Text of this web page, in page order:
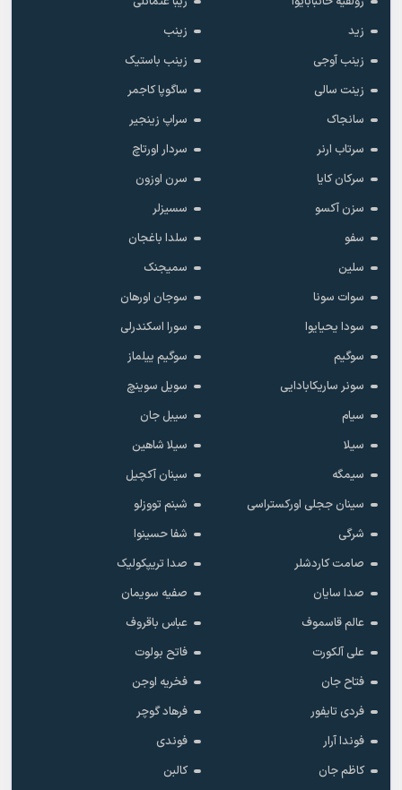
زید
زینب
زینب آوجی
زینب باستیک
زینت سالی
ساگوپا کاجمر
سانجاک
سراپ زینجیر
سرتاب ارنر
سردار اورتاچ
سرکان کایا
سرن اوزون
سزن آکسو
سسیزلر
سفو
سلدا باغجان
سلین
سمیجنک
سوات سونا
سوجان اورهان
سودا یحیایوا
سورا اسکندرلی
سوگیم
سوگیم ییلماز
سونر ساریکابادایی
سویل سوینچ
سیام
سیبل جان
سیلا
سیلا شاهین
سیمگه
سینان آکچیل
سینان ججلی اورکستراسی
شبنم تووزلو
شرگی
شفا حسینوا
صامت کاردشلر
صدا تریپکولیک
صدا سایان
صفیه سویمان
عالم قاسموف
عباس باقروف
علی آلکورت
فاتح بولوت
فتاح جان
فخریه اوجن
فردی تایفور
فرهاد گوچر
فوندا آرار
فوندی
کاظم جان
کالبن